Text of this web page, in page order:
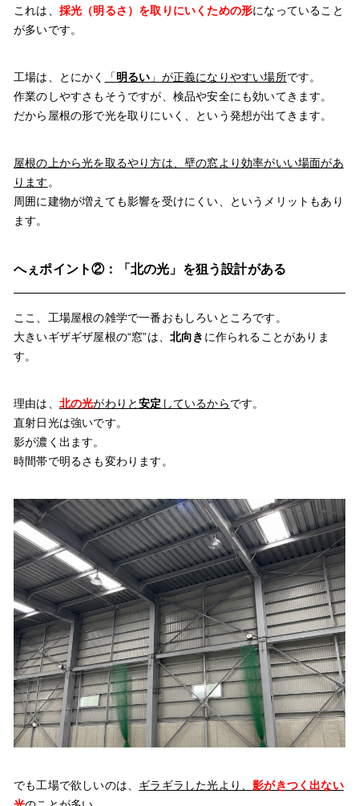
これは、 採光（明るさ）を取りにいくための形になっていること
が多いです。
工場は、とにかく 「明るい 」が正義になりやすい場所です。
作業のしやすさもそうですが、検品や安全にも効いてきます。
だから屋根の形で光を取りにいく、という発想が出てきます。
屋根の上から光を取るやり方は、壁の窓より効率がいい場面があ
ります 。
周囲に建物が増えても影響を受けにくい、というメリットもあり
ます。
へぇポイント②：「北の光」を狙う設計がある
ここ、工場屋根の雑学で一番おもしろいところです。
大きいギザギザ屋根の“窓”は、 北向き に作られることがありま
す。
理由は、 北の光がわりと安定 しているからです。
直射日光は強いです。
影が濃く出ます。
時間帯で明るさも変わります。
でも工場で欲しいのは、 ギラギラした光より、影がきつく出ない